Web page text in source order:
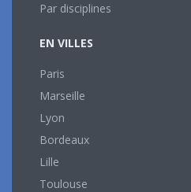
Par disciplines
EN VILLES
Paris
Marseille
Lyon
Bordeaux
Lille
Toulouse